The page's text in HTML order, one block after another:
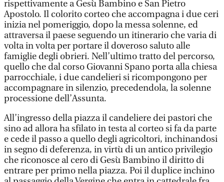
rispettivamente a Gesù Bambino e San Pietro
Apostolo. Il colorito corteo che accompagna i due ceri
inizia nel pomeriggio, dopo la messa solenne, ed
attraversa il paese seguendo un itinerario che varia di
volta in volta per portare il doveroso saluto alle
famiglie degli obrieri. Nell’ultimo tratto del percorso,
quello che dal corso Giovanni Spano porta alla chiesa
parrocchiale, i due candelieri si ricompongono per
accompagnare in silenzio, precedendola, la solenne
processione dell’Assunta.
All’ingresso della piazza il candeliere dei pastori che
sino ad allora ha sfilato in testa al corteo si fa da parte
e cede il passo a quello degli agricoltori, inchinandosi
in segno di deferenza, in virtù di un antico privilegio
che riconosce al cero di Gesù Bambino il diritto di
entrare per primo nella piazza. Poi il duplice inchino